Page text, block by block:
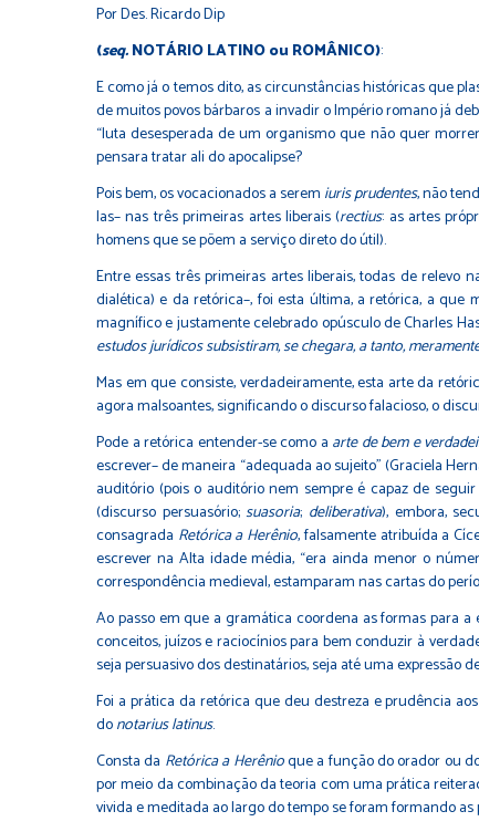
Por Des. Ricardo Dip
(seq.NOTÁRIO LATINO ou ROMÂNICO):
E como já o temos dito, as circunstâncias históricas que
de muitos povos bárbaros a invadir o Império romano já
“luta desesperada de um organismo que não quer
pensara tratar ali do apocalipse?
Pois bem, os vocacionados a serem iuris prudentes, não
las– nas três primeiras artes liberais (rectius: as artes
homens que se põem a serviço direto do útil).
Entre essas três primeiras artes liberais, todas de relevo
dialética) e da retórica–, foi esta última, a retórica, a que
magnífico e justamente celebrado opúsculo de Charles
estudos jurídicos subsistiram, se chegara, a tanto,
Mas em que consiste, verdadeiramente, esta arte da
agora malsoantes, significando o discurso falacioso, o
Pode a retórica entender-se como a arte de bem e
escrever– de maneira “adequada ao sujeito” (Graciela
auditório (pois o auditório nem sempre é capaz de
(discurso persuasório;suasoria; deliberativa), embora,
consagrada Retórica a Herênio, falsamente atribuída a
escrever na Alta idade média, “era ainda menor o
correspondência medieval, estamparam nas cartas do
Ao passo em que a gramática coordena as formas para
conceitos, juízos e raciocínios para bem conduzir à
seja persuasivo dos destinatários, seja até uma expressão
Foi a prática da retórica que deu destreza e prudência
donotarius latinus.
Consta da Retórica a Herênioque a função do orador ou
por meio da combinação da teoria com uma prática
vivida e meditada ao largo do tempo se foram formando